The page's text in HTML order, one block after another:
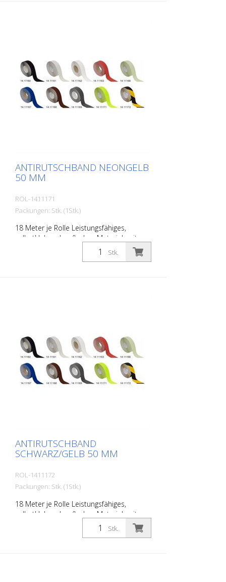
ANTIRUTSCHBAND NEONGELB
50 MM
ROL-1411171
Packungen: Stk. (1Stk.)
18 Meter je Rolle Leistungsfähiges,
selbstklebendes, flaches Material, mit
höchster Griffigkeit und exzellenter
Formanpassung. Ideal zur Verlegung auf
Stk.
ANTIRUTSCHBAND
SCHWARZ/GELB 50 MM
ROL-1411172
Packungen: Stk. (1Stk.)
18 Meter je Rolle Leistungsfähiges,
selbstklebendes, flaches Material, mit
höchster Griffigkeit und exzellenter
Formanpassung. Ideal zur Verlegung auf
Stk.